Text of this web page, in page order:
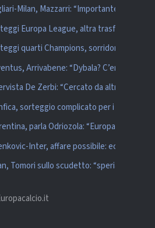
Milan, Mazzarri: “Importante creare
Europa League, altra trasferta
quarti Champions, sorridono Bayern e
Arrivabene: “Dybala? C’era
De Zerbi: “Cercato da altre squadre,
sorteggio complicato per i quarti:
parla Odriozola: “Europa per
Inter, affare possibile: ecco cifre e
Tomori sullo scudetto: “speriamo di